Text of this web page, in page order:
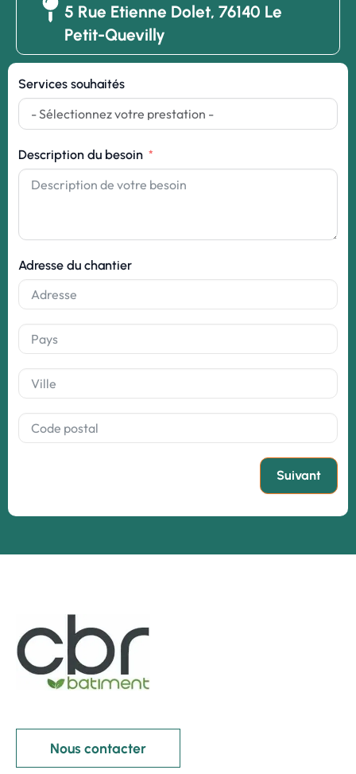
5 Rue Etienne Dolet, 76140 Le
Petit-Quevilly
Services souhaités
Description du besoin
Adresse du chantier
Suivant
Nous contacter